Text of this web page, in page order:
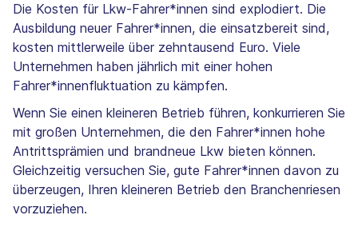
Die Kosten für Lkw-Fahrer*innen sind explodiert. Die
Ausbildung neuer Fahrer*innen, die einsatzbereit sind,
kosten mittlerweile über zehntausend Euro. Viele
Unternehmen haben jährlich mit einer hohen
Fahrer*innenfluktuation zu kämpfen.
Wenn Sie einen kleineren Betrieb führen, konkurrieren Sie
mit großen Unternehmen, die den Fahrer*innen hohe
Antrittsprämien und brandneue Lkw bieten können.
Gleichzeitig versuchen Sie, gute Fahrer*innen davon zu
überzeugen, Ihren kleineren Betrieb den Branchenriesen
vorzuziehen.